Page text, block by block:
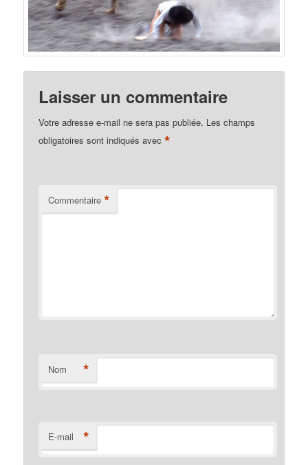
Laisser un commentaire
Votre adresse e-mail ne sera pas publiée. Les champs
obligatoires sont indiqués avec*
Commentaire *
Nom *
E-mail *